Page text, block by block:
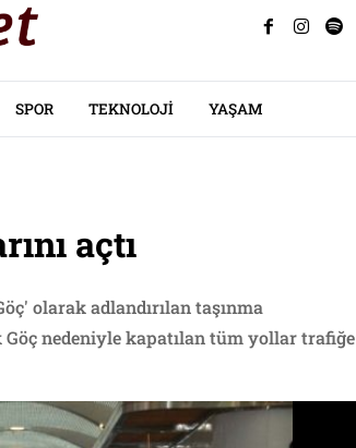
SPOR TEKNOLOJI YAŞAM
açtı
olarak adlandırılan taşınma
nedeniyle kapatılan tüm yollar trafiğe